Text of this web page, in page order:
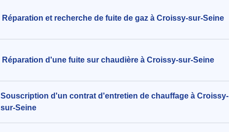
Réparation et recherche de fuite de gaz à Croissy-sur-Seine
Réparation d'une fuite sur chaudière à Croissy-sur-Seine
Souscription d'un contrat d'entretien de chauffage à Croissy-
sur-Seine